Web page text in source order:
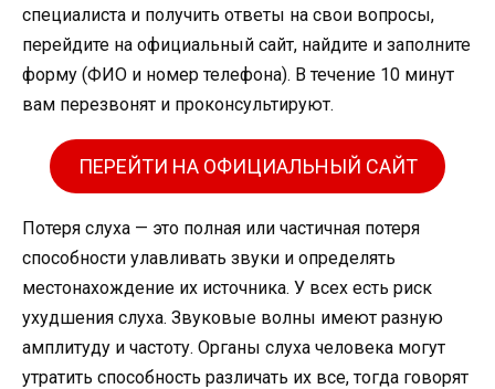
специалиста и получить ответы на свои вопросы,
перейдите на официальный сайт, найдите и заполните
форму (ФИО и номер телефона). В течение 10 минут
вам перезвонят и проконсультируют.
ПЕРЕЙТИ НА ОФИЦИАЛЬНЫЙ САЙТ
Потеря слуха — это полная или частичная потеря
способности улавливать звуки и определять
местонахождение их источника. У всех есть риск
ухудшения слуха. Звуковые волны имеют разную
амплитуду и частоту. Органы слуха человека могут
утратить способность различать их все, тогда говорят